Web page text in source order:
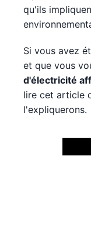
qu'ils
Si vous avez
et que vous
d'électricité
lire cet article
l'expliquerons.